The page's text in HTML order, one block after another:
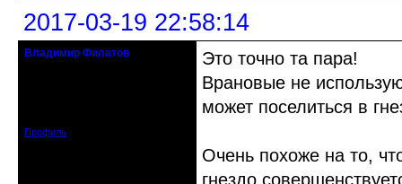
2017-03-19 22:58:14
Владимир Филатов
Профиль
Это точно та пара!
Врановые не
может поселиться в
Очень похоже на то,
гнездо